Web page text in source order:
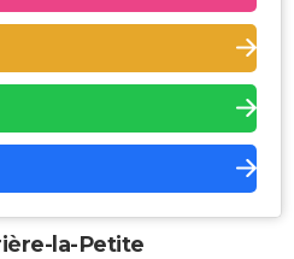
la-Petite